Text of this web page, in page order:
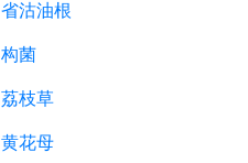
省沽油根
构菌
荔枝草
黄花母